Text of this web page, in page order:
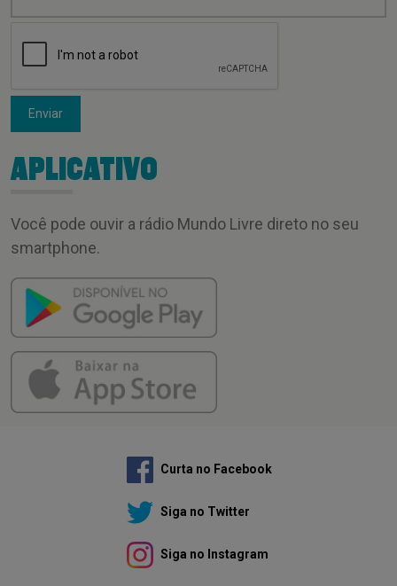
Enviar
APLICATIVO
Você pode ouvir a rádio Mundo Livre direto no seu
smartphone.
Curta no Facebook
Siga no Twitter
Siga no Instagram